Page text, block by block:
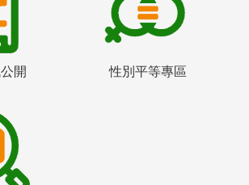
開 性別平等專區